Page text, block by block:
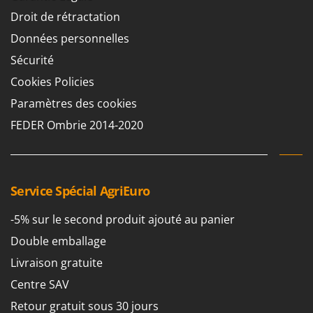
Chaudrons électriques pour polenta
Cisailles à gazon à batterie
Cisailles taille-haies manuelles
Coupe-branches
Cultivateurs Tiller à ressorts - Extirpateurs
D
Débroussailleuses
Décompacteurs agricoles
Découpeurs plasma
Déplaqueuses de gazon
Barbieri
Batavia
Benassi
Beper
Berkel
Besser Vacuum
Beta tools
Bissell
Black & Decker
BlackStone
Blue Bird
Bomet
Droit de rétractation
Données personnelles
Sécurité
Cookies Policies
Paramètres des cookies
FEDER Ombrie 2014-2020
Service Spécial AgriEuro
-5% sur le second produit ajouté au panier
Double emballage
Livraison gratuite
Centre SAV
Retour gratuit sous 30 jours